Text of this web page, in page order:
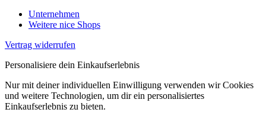
Unternehmen
Weitere nice Shops
Vertrag widerrufen
Personalisiere dein Einkaufserlebnis
Nur mit deiner individuellen Einwilligung verwenden wir Cookies
und weitere Technologien, um dir ein personalisiertes
Einkaufserlebnis zu bieten.